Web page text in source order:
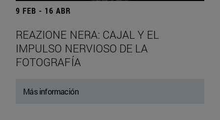
9 FEB - 16 ABR
REAZIONE NERA: CAJAL Y EL
IMPULSO NERVIOSO DE LA
FOTOGRAFÍA
Más información